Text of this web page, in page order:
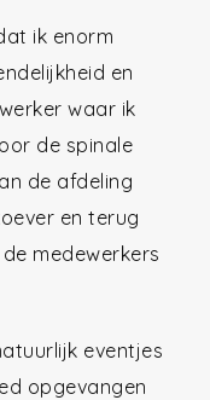
ik enorm
en
waar ik
de spinale
de afdeling
en terug
medewerkers
eventjes
opgevangen